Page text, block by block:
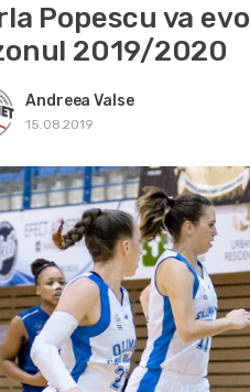
Popescu va
2019/2020
Andreea Valse
15.08.2019